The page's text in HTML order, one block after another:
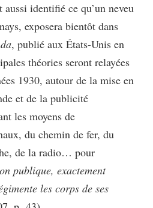
identifié ce qu’un neveu
exposera bientôt dans
, publié aux États-Unis en
théories seront relayées
1930, autour de la mise en
et de la publicité
les moyens de
du chemin de fer, du
de la radio… pour
publique, exactement
les corps de ses